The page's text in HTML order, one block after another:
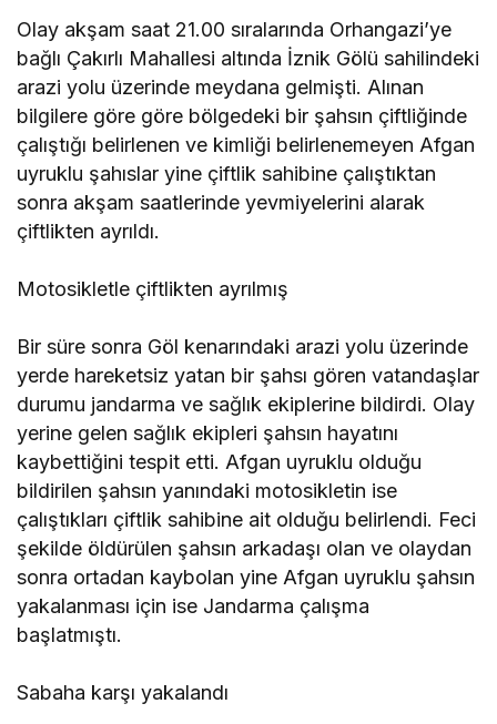
Olay akşam saat 21.00 sıralarında Orhangazi’ye
bağlı Çakırlı Mahallesi altında İznik Gölü sahilindeki
arazi yolu üzerinde meydana gelmişti. Alınan
bilgilere göre göre bölgedeki bir şahsın çiftliğinde
çalıştığı belirlenen ve kimliği belirlenemeyen Afgan
uyruklu şahıslar yine çiftlik sahibine çalıştıktan
sonra akşam saatlerinde yevmiyelerini alarak
çiftlikten ayrıldı.
Motosikletle çiftlikten ayrılmış
Bir süre sonra Göl kenarındaki arazi yolu üzerinde
yerde hareketsiz yatan bir şahsı gören vatandaşlar
durumu jandarma ve sağlık ekiplerine bildirdi. Olay
yerine gelen sağlık ekipleri şahsın hayatını
kaybettiğini tespit etti. Afgan uyruklu olduğu
bildirilen şahsın yanındaki motosikletin ise
çalıştıkları çiftlik sahibine ait olduğu belirlendi. Feci
şekilde öldürülen şahsın arkadaşı olan ve olaydan
sonra ortadan kaybolan yine Afgan uyruklu şahsın
yakalanması için ise Jandarma çalışma
başlatmıştı.
Sabaha karşı yakalandı